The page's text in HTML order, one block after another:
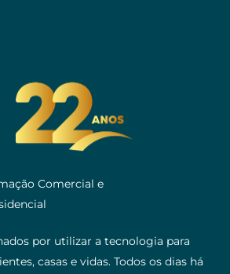
Comercial e
por utilizar a tecnologia para
casas e vidas. Todos os dias há